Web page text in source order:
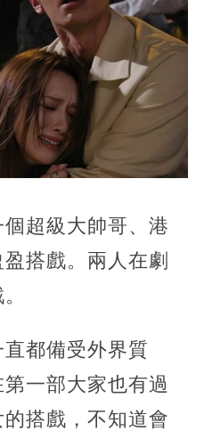
超級大帥哥、港
搭戲。兩人在劇
都備受外界質
一部大家也有過
搭戲，不知道會